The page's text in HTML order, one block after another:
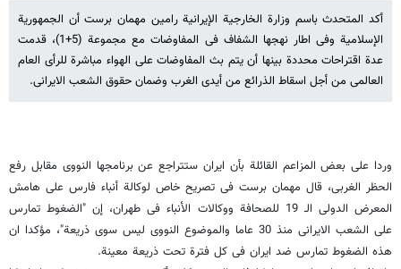
أکد المتحدث باسم وزارة الخارجیة الإیرانیة رامین مهمان برست أن الجمهوریة
الإسلامیة وفی اطار نهجها الشفاف فی المفاوضات مع مجموعة (5+1)، قدمت
عدة اقتراحات محددة بینها أن یتم بث المفاوضات على الهواء مباشرة للرأی العام
العالمی من أجل اسقاط الذرائع من أیدی الغرب وضمان حقوق الشعب الایرانی.
وردا على بعض المزاعم القائلة بأن ایران ستتراجع عن برنامجها النووی مقابل رفع
الحظر الغربی، قال مهمان برست فی تصریح خاص لوکالة أنباء فارس على هامش
المعرض الدولی الـ 19 للصحافة ووکالات الأنباء فی طهران، إن "الضغوط تمارس
على الشعب الایرانی منذ 30 عاما والموضوع النووی لیس سوى ذریعة"، مؤکدا ان
هذه الضغوط تمارس ضد ایران فی کل فترة تحت ذریعة معینة.